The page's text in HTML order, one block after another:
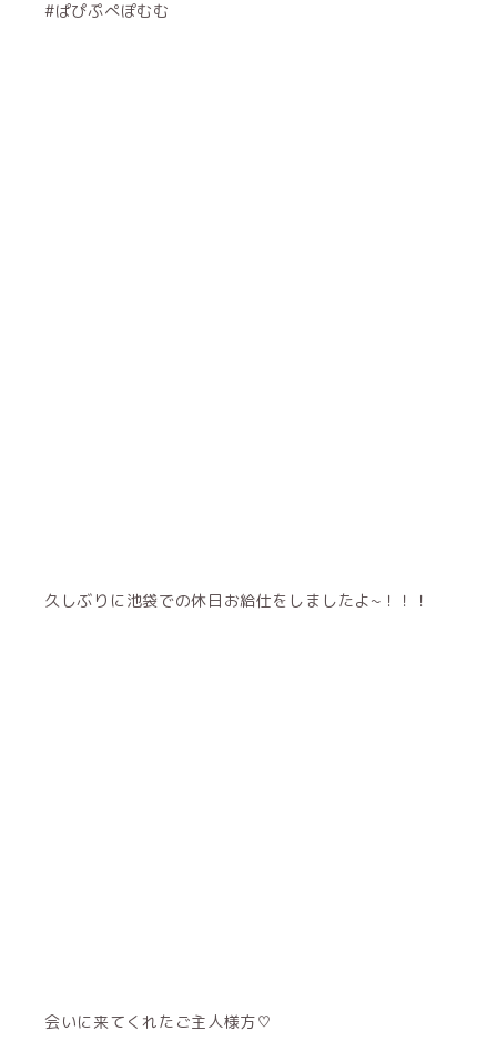
#ぱぴぷぺぽむむ
久しぶりに池袋での休日お給仕をしましたよ~！！！
会いに来てくれたご主人様方♡